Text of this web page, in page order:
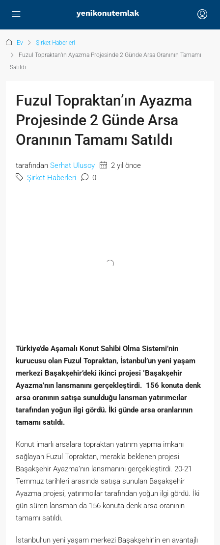
Ev
Şirket Haberleri
Fuzul Topraktan’ın Ayazma Projesinde 2 Günde Arsa Oranının Tamamı
Satıldı
Fuzul Topraktan’ın Ayazma
Projesinde 2 Günde Arsa
Oranının Tamamı Satıldı
tarafından Serhat Ulusoy
2 yıl önce
Şirket Haberleri
0
Türkiye’de Aşamalı Konut Sahibi Olma Sistemi’nin
kurucusu olan Fuzul Topraktan, İstanbul’un yeni yaşam
merkezi Başakşehir’deki ikinci projesi ‘Başakşehir
Ayazma’nın lansmanını gerçekleştirdi. 156 konuta denk
arsa oranının satışa sunulduğu lansman yatırımcılar
tarafından yoğun ilgi gördü. İki günde arsa oranlarının
tamamı satıldı.
Konut imarlı arsalara topraktan yatırım yapma imkanı
sağlayan Fuzul Topraktan, merakla beklenen projesi
Başakşehir Ayazma’nın lansmanını gerçekleştirdi. 20-21
Temmuz tarihleri arasında satışa sunulan Başakşehir
Ayazma projesi, yatırımcılar tarafından yoğun ilgi gördü. İki
gün süren lansman da 156 konuta denk arsa oranının
tamamı satıldı.
İstanbul’un yeni yaşam merkezi Başakşehir’in en avantajlı